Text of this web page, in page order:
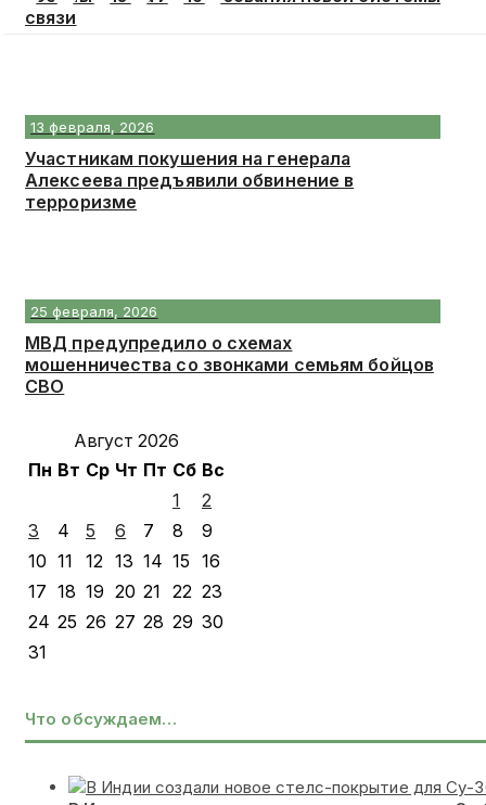
связи
13 февраля, 2026
Участникам покушения на генерала
Алексеева предъявили обвинение в
терроризме
25 февраля, 2026
МВД предупредило о схемах
мошенничества со звонками семьям бойцов
СВО
Август 2026
Пн Вт Ср Чт Пт Сб Вс
1
2
3
4 5 6 7 8
9
10 11 12 13 14 15 16
17 18 19 20 21 22 23
24 25 26 27 28 29 30
31
Что обсуждаем…